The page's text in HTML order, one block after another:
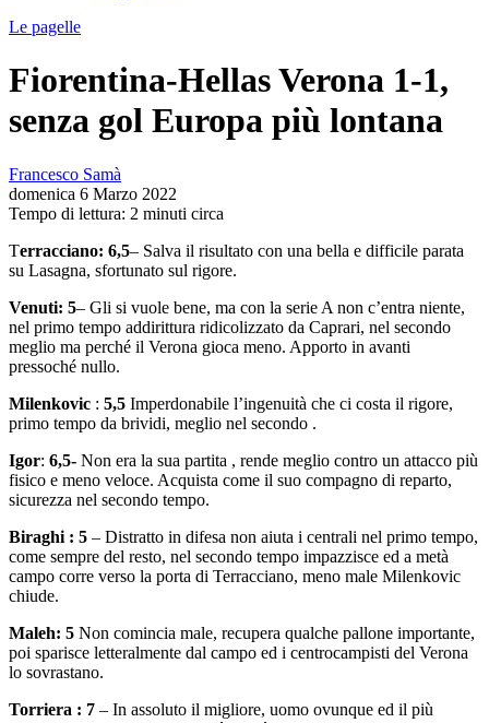
Le pagelle
Fiorentina-Hellas Verona 1-1,
senza gol Europa più lontana
Francesco Samà
domenica 6 Marzo 2022
Tempo di lettura: 2 minuti circa
Terracciano: 6,5– Salva il risultato con una bella e difficile parata
su Lasagna, sfortunato sul rigore.
Venuti: 5– Gli si vuole bene, ma con la serie A non c’entra niente,
nel primo tempo addirittura ridicolizzato da Caprari, nel secondo
meglio ma perché il Verona gioca meno. Apporto in avanti
pressoché nullo.
Milenkovic : 5,5 Imperdonabile l’ingenuità che ci costa il rigore,
primo tempo da brividi, meglio nel secondo .
Igor: 6,5- Non era la sua partita , rende meglio contro un attacco più
fisico e meno veloce. Acquista come il suo compagno di reparto,
sicurezza nel secondo tempo.
Biraghi : 5 – Distratto in difesa non aiuta i centrali nel primo tempo,
come sempre del resto, nel secondo tempo impazzisce ed a metà
campo corre verso la porta di Terracciano, meno male Milenkovic
chiude.
Maleh: 5 Non comincia male, recupera qualche pallone importante,
poi sparisce letteralmente dal campo ed i centrocampisti del Verona
lo sovrastano.
Torriera : 7 – In assoluto il migliore, uomo ovunque ed il più